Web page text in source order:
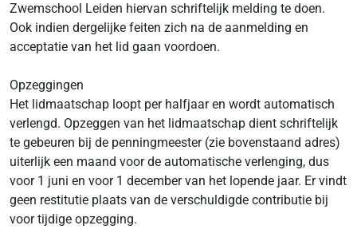
Zwemschool Leiden hiervan schriftelijk melding te doen.
Ook indien dergelijke feiten zich na de aanmelding en
acceptatie van het lid gaan voordoen.
Opzeggingen
Het lidmaatschap loopt per halfjaar en wordt automatisch
verlengd. Opzeggen van het lidmaatschap dient schriftelijk
te gebeuren bij de penningmeester (zie bovenstaand adres)
uiterlijk een maand voor de automatische verlenging, dus
voor 1 juni en voor 1 december van het lopende jaar. Er vindt
geen restitutie plaats van de verschuldigde contributie bij
voor tijdige opzegging.